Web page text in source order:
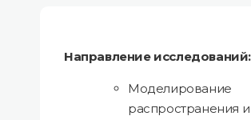
Направление исследований:
Моделирование
распространения и